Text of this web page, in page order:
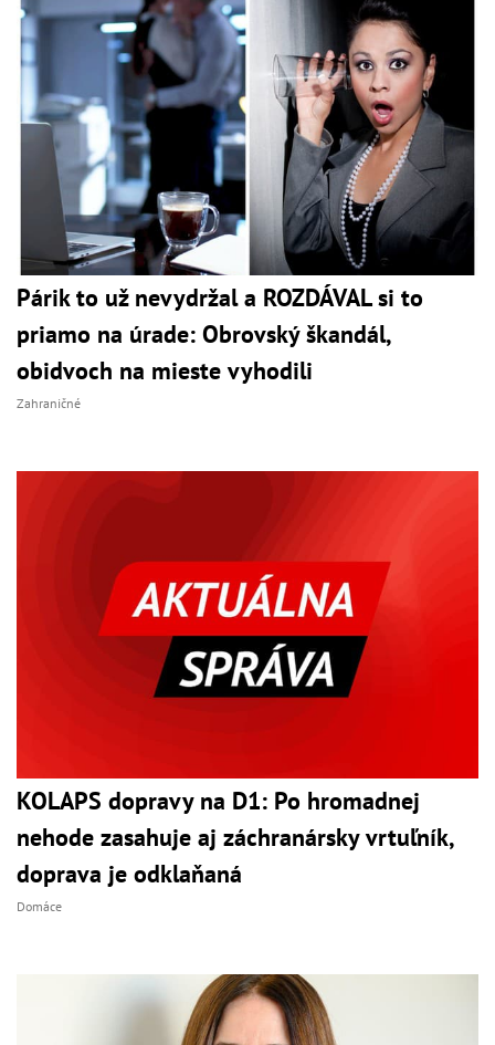
Párik to už nevydržal a ROZDÁVAL si to
priamo na úrade: Obrovský škandál,
obidvoch na mieste vyhodili
Zahraničné
KOLAPS dopravy na D1: Po hromadnej
nehode zasahuje aj záchranársky vrtuľník,
doprava je odklaňaná
Domáce